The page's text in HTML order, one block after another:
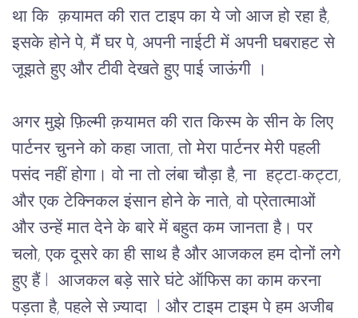
था कि  क़यामत की रात टाइप का ये जो आज हो रहा है,
इसके होने पे, मैं घर पे, अपनी नाईटी में अपनी घबराहट से
जूझते हुए और टीवी देखते हुए पाई जाऊंगी ।
अगर मुझे फ़िल्मी क़यामत की रात किस्म के सीन के लिए
पार्टनर चुनने को कहा जाता, तो मेरा पार्टनर मेरी पहली
पसंद नहीं होगा। वो ना तो लंबा चौड़ा है, ना  हट्टा-कट्टा,
और एक टेक्निकल इंसान होने के नाते, वो प्रेतात्माओं
और उन्हें मात देने के बारे में बहुत कम जानता है। पर
चलो, एक दूसरे का ही साथ है और आजकल हम दोनों लगे
हुए हैं l  आजकल बड़े सारे घंटे ऑफिस का काम करना
पड़ता है, पहले से ज़्यादा  l और टाइम टाइम पे हम अजीब